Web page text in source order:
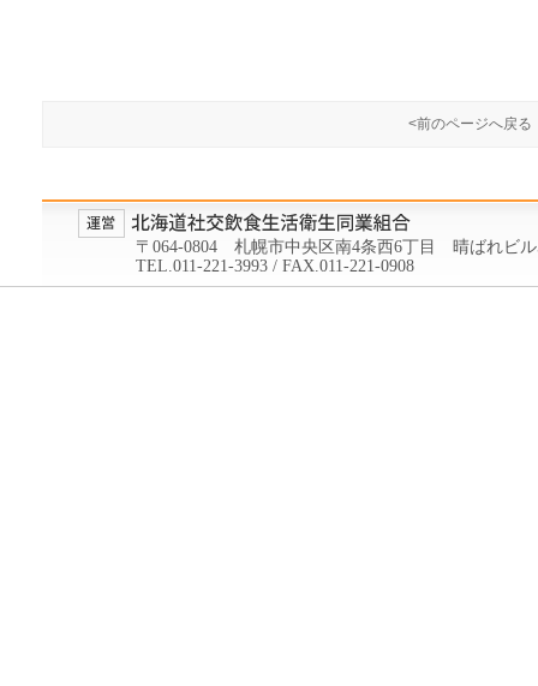
<前のページへ戻る
〒064-0804 札幌市中央区南4条西6丁目 晴ばれビ
TEL.011-221-3993 / FAX.011-221-0908